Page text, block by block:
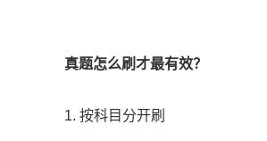
真题怎么刷才最有效？
1. 按科目分开刷